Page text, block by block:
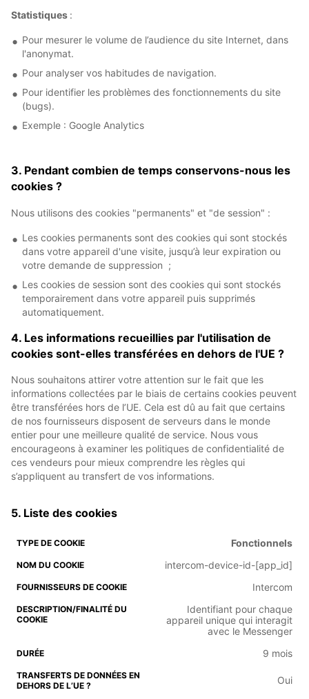
Statistiques :
Pour mesurer le volume de l’audience du site Internet, dans
l'anonymat.
Pour analyser vos habitudes de navigation.
Pour identifier les problèmes des fonctionnements du site
(bugs).
Exemple : Google Analytics
3. Pendant combien de temps conservons-nous les
cookies ?
Nous utilisons des cookies "permanents" et "de session" :
Les cookies permanents sont des cookies qui sont stockés
dans votre appareil d'une visite, jusqu’à leur expiration ou
votre demande de suppression ;
Les cookies de session sont des cookies qui sont stockés
temporairement dans votre appareil puis supprimés
automatiquement.
4. Les informations recueillies par l'utilisation de
cookies sont-elles transférées en dehors de l'UE ?
Nous souhaitons attirer votre attention sur le fait que les
informations collectées par le biais de certains cookies peuvent
être transférées hors de l’UE. Cela est dû au fait que certains
de nos fournisseurs disposent de serveurs dans le monde
entier pour une meilleure qualité de service. Nous vous
encourageons à examiner les politiques de confidentialité de
ces vendeurs pour mieux comprendre les règles qui
s’appliquent au transfert de vos informations.
5. Liste des cookies
Fonctionnels
intercom-device-id-[app_id]
Intercom
Identifiant pour chaque
appareil unique qui interagit
avec le Messenger
9 mois
Oui